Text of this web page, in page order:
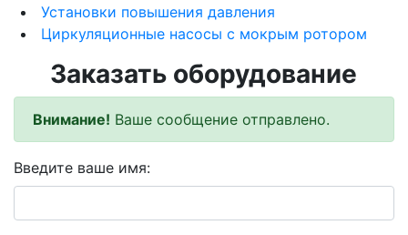
Установки повышения давления
Циркуляционные насосы с мокрым ротором
Заказать оборудование
Внимание! Ваше сообщение отправлено.
Введите ваше имя: